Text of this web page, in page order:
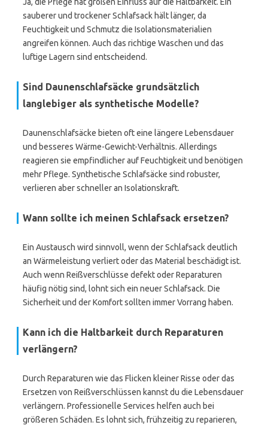
sauberer und trockener Schlafsack hält länger, da
Feuchtigkeit und Schmutz die Isolationsmaterialien
angreifen können. Auch das richtige Waschen und das
luftige Lagern sind entscheidend.
Sind Daunenschlafsäcke grundsätzlich
langlebiger als synthetische Modelle?
Daunenschlafsäcke bieten oft eine längere Lebensdauer
und besseres Wärme-Gewicht-Verhältnis. Allerdings
reagieren sie empfindlicher auf Feuchtigkeit und benötigen
mehr Pflege. Synthetische Schlafsäcke sind robuster,
verlieren aber schneller an Isolationskraft.
Wann sollte ich meinen Schlafsack ersetzen?
Ein Austausch wird sinnvoll, wenn der Schlafsack deutlich
an Wärmeleistung verliert oder das Material beschädigt ist.
Auch wenn Reißverschlüsse defekt oder Reparaturen
häufig nötig sind, lohnt sich ein neuer Schlafsack. Die
Sicherheit und der Komfort sollten immer Vorrang haben.
Kann ich die Haltbarkeit durch Reparaturen
verlängern?
Durch Reparaturen wie das Flicken kleiner Risse oder das
Ersetzen von Reißverschlüssen kannst du die Lebensdauer
verlängern. Professionelle Services helfen auch bei
größeren Schäden. Es lohnt sich, frühzeitig zu reparieren,